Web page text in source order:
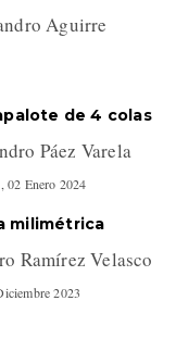
Aguirre
de 4 colas
Páez Varela
02 Enero 2024
milimétrica
Ramírez Velasco
2023